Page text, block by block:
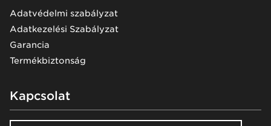
Adatvédelmi szabályzat
Adatkezelési Szabályzat
Garancia
Termékbiztonság
Kapcsolat